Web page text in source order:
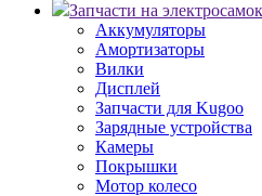
Запчасти на
Аккумуляторы
Амортизаторы
Вилки
Дисплей
Запчасти для Kugoo
Зарядные устройства
Камеры
Покрышки
Мотор колесо